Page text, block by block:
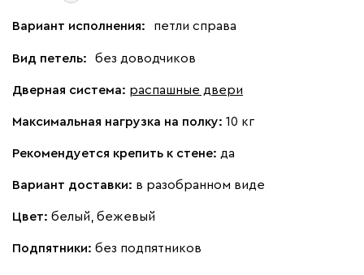
Вариант исполнения: петли справа
Вид петель: без доводчиков
Дверная система: распашные двери
Максимальная нагрузка на полку: 10 кг
Рекомендуется крепить к стене: да
Вариант доставки: в разобранном виде
Цвет: белый, бежевый
Подпятники: без подпятников